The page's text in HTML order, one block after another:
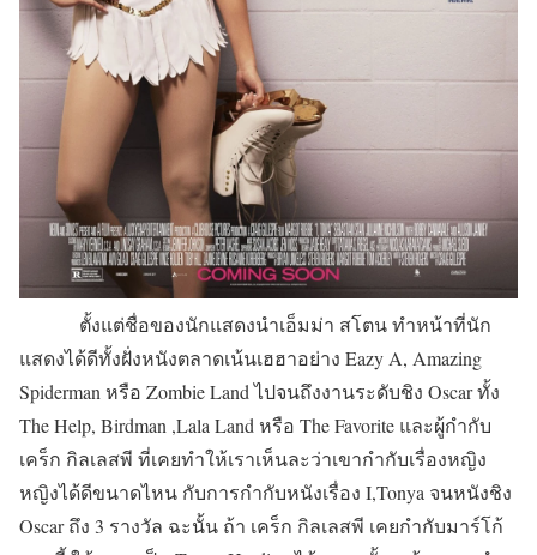
ตั้งแต่ชื่อของนักแสดงนำเอ็มม่า สโตน ทำหน้าที่นัก
แสดงได้ดีทั้งฝั่งหนังตลาดเน้นเฮฮาอย่าง Eazy A, Amazing
Spiderman หรือ Zombie Land ไปจนถึงงานระดับชิง Oscar ทั้ง
The Help, Birdman ,Lala Land หรือ The Favorite และผู้กำกับ
เคร็ก กิลเลสพี ที่เคยทำให้เราเห็นละว่าเขากำกับเรื่องหญิง
หญิงได้ดีขนาดไหน กับการกำกับหนังเรื่อง I,Tonya จนหนังชิง
Oscar ถึง 3 รางวัล ฉะนั้น ถ้า เคร็ก กิลเลสพี เคยกำกับมาร์โก้